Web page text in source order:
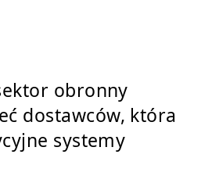
obronny
dostawców, która
systemy